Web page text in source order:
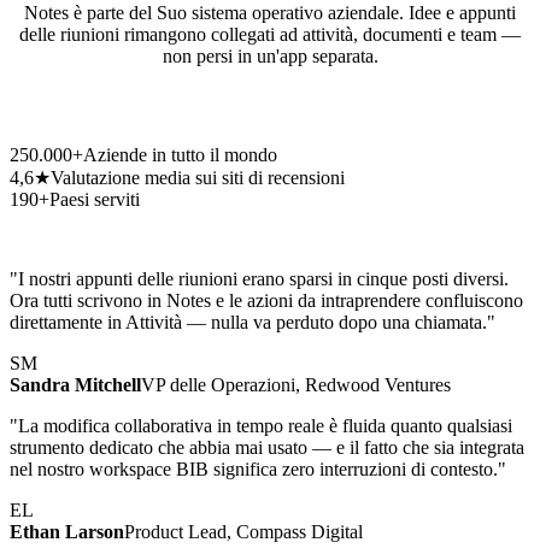
Notes è parte del Suo sistema operativo aziendale. Idee e appunti
delle riunioni rimangono collegati ad attività, documenti e team —
non persi in un'app separata.
250.000+Aziende in tutto il mondo
4,6★Valutazione media sui siti di recensioni
190+Paesi serviti
"I nostri appunti delle riunioni erano sparsi in cinque posti diversi.
Ora tutti scrivono in Notes e le azioni da intraprendere confluiscono
direttamente in Attività — nulla va perduto dopo una chiamata."
SM
Sandra MitchellVP delle Operazioni, Redwood Ventures
"La modifica collaborativa in tempo reale è fluida quanto qualsiasi
strumento dedicato che abbia mai usato — e il fatto che sia integrata
nel nostro workspace BIB significa zero interruzioni di contesto."
EL
Ethan LarsonProduct Lead, Compass Digital